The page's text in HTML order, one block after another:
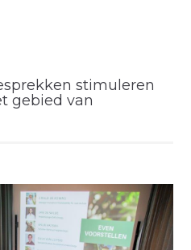
stimuleren
gebied van